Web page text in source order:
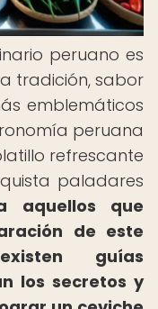
peruano es
tradición, sabor
emblemáticos
peruana
refrescante
paladares
aquellos que
de este
guías
los secretos y